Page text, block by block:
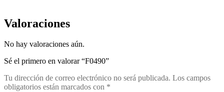
Valoraciones
No hay valoraciones aún.
Sé el primero en valorar “F0490”
Tu dirección de correo electrónico no será publicada. Los campos
obligatorios están marcados con *